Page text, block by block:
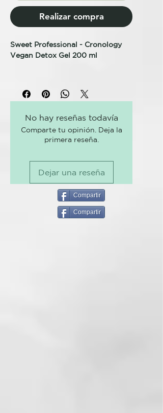
Realizar compra
Sweet Professional - Cronology
Vegan Detox Gel 200 ml
ELASTINA.
Limpia y Purifica el Cuero Cabelludo
y el Cuerpo en profundidad dejandólo
suave y sedoso.
Es un tratamiento natural que
estimula el control de la grasa y es
un antioxidante para el cuero
cabelludo y piel. Realiza limpieza
profunda, aportando una piel más
joven, controlando la grasa y
No hay reseñas todavía
Comparte tu opinión. Deja la
primera reseña.
Dejar una reseña
Compartir
Compartir